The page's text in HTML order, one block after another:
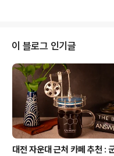
곳에만 글을 남기고 있다.) 내 블로
을 달성했다. 사실 별로 볼 것도 좋
고민 / 단편적인 생각 / 편협한 주장
~300명 가까이 들러주는 많은 이
뿐만 아니라 책임감을 느낀다. 내 ..
이 블로그 인기글
대전 자운대 근처 카페 추천 :